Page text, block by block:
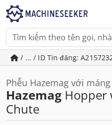
/ ... / ID Tin đăng:
Phễu Hazemag với
Hazemag Hopper
Chute